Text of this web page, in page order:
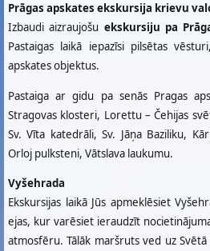
Prāgas apskates ekskursija krievu
Izbaudi aizraujošu ekskursiju pa
Pastaigas laikā iepazīsi pilsētas
apskates objektus.
Pastaiga ar gidu pa senās Pragas
Stragovas klosteri, Lorettu – Čehijas
Sv. Vīta katedrāli, Sv. Jāņa Baziliku,
Orloj pulksteni, Vātslava laukumu.
Vyšehrada
Ekskursijas laikā Jūs apmeklēsiet
ejas, kur varēsiet ieraudzīt
atmosfēru. Tālāk maršruts ved uz